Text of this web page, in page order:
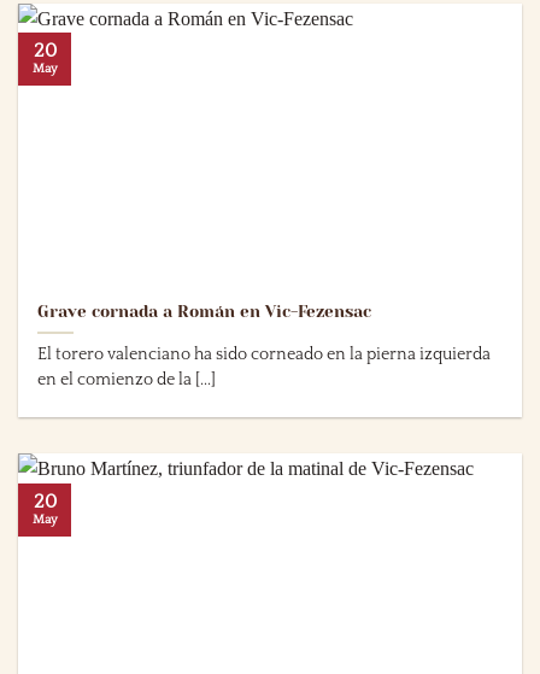
Grave cornada a Román en Vic-Fezensac
El torero valenciano ha sido corneado en la pierna izquierda
en el comienzo de la [...]
20
May
20
May